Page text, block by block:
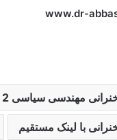
مهندسی سیاسی 2
با لینک مستقیم